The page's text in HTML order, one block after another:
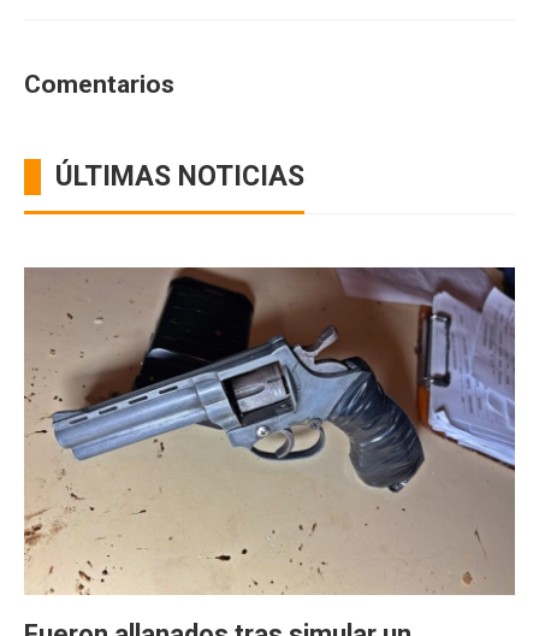
Comentarios
ÚLTIMAS NOTICIAS